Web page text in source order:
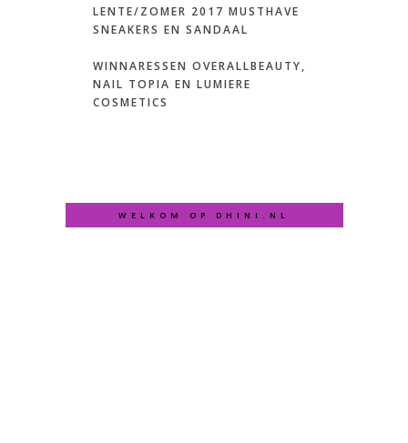
LENTE/ZOMER 2017 MUSTHAVE
SNEAKERS EN SANDAAL
WINNARESSEN OVERALLBEAUTY,
NAIL TOPIA EN LUMIERE
COSMETICS
WELKOM OP DHINI.NL